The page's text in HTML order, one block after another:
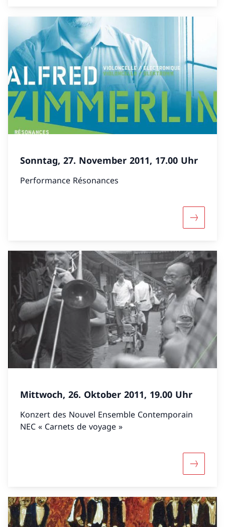
Sonntag, 27. November 2011, 17.00 Uhr
Performance Résonances
Mehr
Mittwoch, 26. Oktober 2011, 19.00 Uhr
Konzert des Nouvel Ensemble Contemporain
NEC « Carnets de voyage »
Mehr